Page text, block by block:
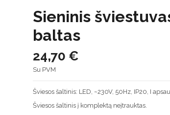
Sieninis
baltas
24,70 €
Su PVM
Šviesos šaltinis: LED, ~230V, 50Hz, IP20, I
Šviesos šaltinis į komplektą neįtrauktas.